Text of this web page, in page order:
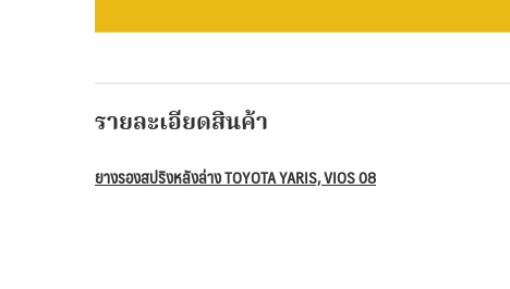
รายละเอียดสินค้า
ยางรองสปริงหลังล่าง TOYOTA YARIS, VIOS 08